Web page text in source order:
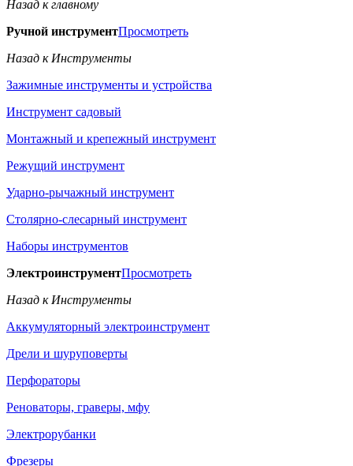
Назад к главному
Ручной инструментПросмотреть
Назад к Инструменты
Зажимные инструменты и устройства
Инструмент садовый
Монтажный и крепежный инструмент
Режущий инструмент
Ударно-рычажный инструмент
Столярно-слесарный инструмент
Наборы инструментов
ЭлектроинструментПросмотреть
Назад к Инструменты
Аккумуляторный электроинструмент
Дрели и шуруповерты
Перфораторы
Реноваторы, граверы, мфу
Электрорубанки
Фрезеры